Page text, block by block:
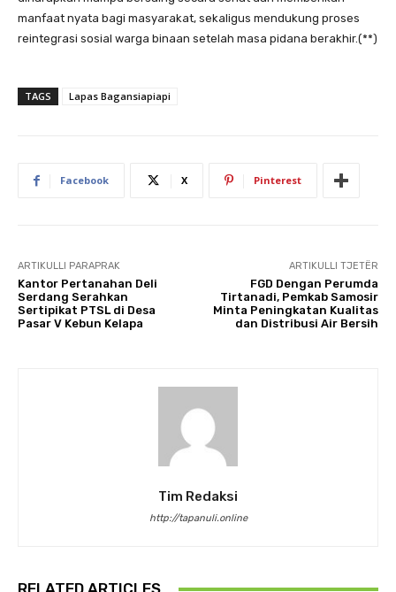
manfaat nyata bagi masyarakat, sekaligus mendukung proses
reintegrasi sosial warga binaan setelah masa pidana berakhir.(**)
TAGS Lapas Bagansiapiapi
Facebook X Pinterest
ARTIKULLI PARAPRAK
Kantor Pertanahan Deli
Serdang Serahkan
Sertipikat PTSL di Desa
Pasar V Kebun Kelapa
ARTIKULLI TJETËR
FGD Dengan Perumda
Tirtanadi, Pemkab Samosir
Minta Peningkatan Kualitas
dan Distribusi Air Bersih
Tim Redaksi
http://tapanuli.online